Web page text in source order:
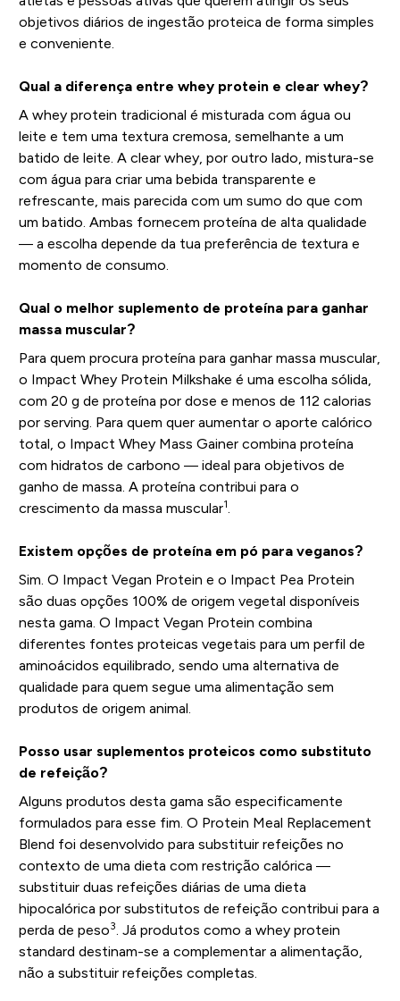
objetivos diários de ingestão proteica de forma simples
e conveniente.
Qual a diferença entre whey protein e clear whey?
A whey protein tradicional é misturada com água ou
leite e tem uma textura cremosa, semelhante a um
batido de leite. A clear whey, por outro lado, mistura-se
com água para criar uma bebida transparente e
refrescante, mais parecida com um sumo do que com
um batido. Ambas fornecem proteína de alta qualidade
— a escolha depende da tua preferência de textura e
momento de consumo.
Qual o melhor suplemento de proteína para ganhar
massa muscular?
Para quem procura proteína para ganhar massa muscular,
o Impact Whey Protein Milkshake é uma escolha sólida,
com 20 g de proteína por dose e menos de 112 calorias
por serving. Para quem quer aumentar o aporte calórico
total, o Impact Whey Mass Gainer combina proteína
com hidratos de carbono — ideal para objetivos de
ganho de massa. A proteína contribui para o
crescimento da massa muscular1
Existem opções de proteína em pó para veganos?
Sim. O Impact Vegan Protein e o Impact Pea Protein
são duas opções 100% de origem vegetal disponíveis
nesta gama. O Impact Vegan Protein combina
diferentes fontes proteicas vegetais para um perfil de
aminoácidos equilibrado, sendo uma alternativa de
qualidade para quem segue uma alimentação sem
produtos de origem animal.
Posso usar suplementos proteicos como substituto
de refeição?
Alguns produtos desta gama são especificamente
formulados para esse fim. O Protein Meal Replacement
Blend foi desenvolvido para substituir refeições no
contexto de uma dieta com restrição calórica —
substituir duas refeições diárias de uma dieta
hipocalórica por substitutos de refeição contribui para a
perda de peso3 . Já produtos como a whey protein
standard destinam-se a complementar a alimentação,
não a substituir refeições completas.